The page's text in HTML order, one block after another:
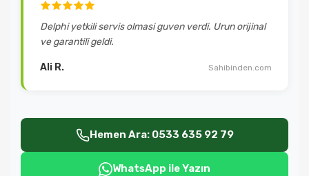
Delphi yetkili servis olmasi guven verdi. Urun orijinal
ve garantili geldi.
Ali R. Sahibinden.com
Hemen Ara: 0533 635 92 79
WhatsApp ile Yazın